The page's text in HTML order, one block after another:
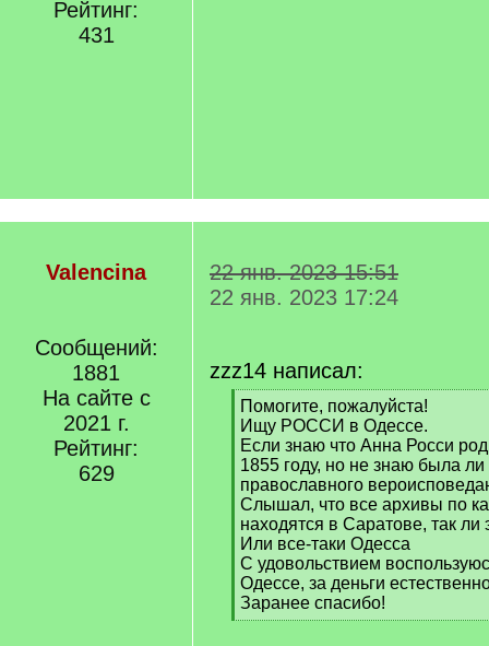
Рейтинг:
431
Valencina
Сообщений:
1881
На сайте с
2021 г.
Рейтинг:
629
22 янв. 2023 15:51
22 янв. 2023 17:24
zzz14 написал:
[
q
]
Помогите, пожалуйста!
Ищу РОССИ в Одессе.
Если знаю что Анна Росси
1855 году, но не знаю была ли
православного
Слышал, что все архивы по
находятся в Саратове, так ли
Или все-таки Одесса
С удовольствием
Одессе, за деньги
Заранее спасибо!
[